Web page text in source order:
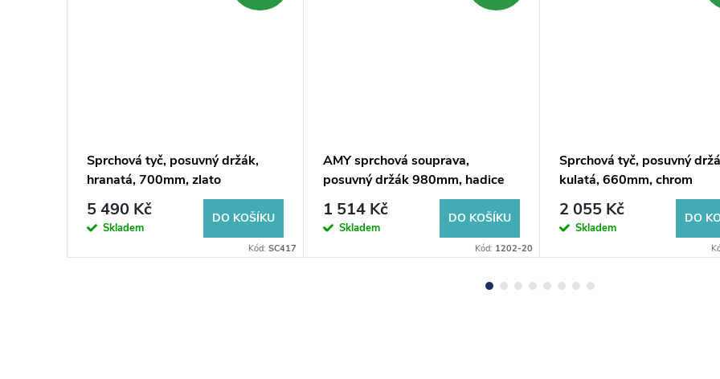
Sprchová tyč, posuvný držák,
hranatá, 700mm, zlato
5 490 Kč
Skladem
DO KOŠÍKU
Kód: SC417
AMY sprchová souprava,
posuvný držák 980mm, hadice
1500mm, chrom
1 514 Kč
Skladem
DO KOŠÍKU
Kód: 1202-20
Sprchová tyč, posuvný
kulatá, 660mm, chrom
2 055 Kč
Skladem
DO